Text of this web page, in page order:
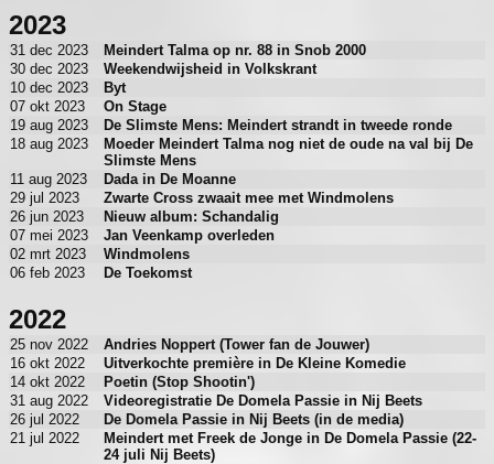
2023
31 dec 2023
Meindert Talma op nr. 88 in Snob 2000
30 dec 2023
Weekendwijsheid in Volkskrant
10 dec 2023
Byt
07 okt 2023
On Stage
19 aug 2023
De Slimste Mens: Meindert strandt in tweede ronde
18 aug 2023
Moeder Meindert Talma nog niet de oude na val bij De
Slimste Mens
11 aug 2023
Dada in De Moanne
29 jul 2023
Zwarte Cross zwaait mee met Windmolens
26 jun 2023
Nieuw album: Schandalig
07 mei 2023
Jan Veenkamp overleden
02 mrt 2023
Windmolens
06 feb 2023
De Toekomst
2022
25 nov 2022
Andries Noppert (Tower fan de Jouwer)
16 okt 2022
Uitverkochte première in De Kleine Komedie
14 okt 2022
Poetin (Stop Shootin')
31 aug 2022
Videoregistratie De Domela Passie in Nij Beets
26 jul 2022
De Domela Passie in Nij Beets (in de media)
21 jul 2022
Meindert met Freek de Jonge in De Domela Passie (22-
24 juli Nij Beets)